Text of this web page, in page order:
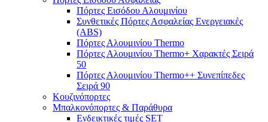
Πόρτες Eισόδου Αλουμινίου
Συνθετικές Πόρτες Ασφαλείας Ενεργειακές
(ABS)
Πόρτες Αλουμινίου Thermo
Πόρτες Αλουμινίου Thermo+ Χαρακτές Σειρά
50
Πόρτες Αλουμινίου Thermo++ Συνεπίπεδες
Σειρά 90
Κουζινόπορτες
Μπαλκονόπορτες & Παράθυρα
Ενδεικτικές τιμές SET